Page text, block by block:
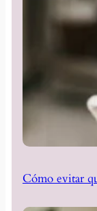
Cómo evitar